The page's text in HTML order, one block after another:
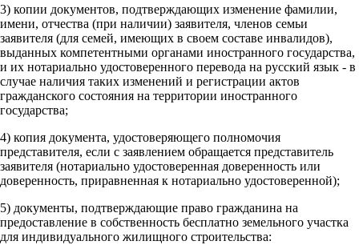
3) копии документов, подтверждающих изменение фамилии,
имени, отчества (при наличии) заявителя, членов семьи
заявителя (для семей, имеющих в своем составе инвалидов),
выданных компетентными органами иностранного государства,
и их нотариально удостоверенного перевода на русский язык - в
случае наличия таких изменений и регистрации актов
гражданского состояния на территории иностранного
государства;
4) копия документа, удостоверяющего полномочия
представителя, если с заявлением обращается представитель
заявителя (нотариально удостоверенная доверенность или
доверенность, приравненная к нотариально удостоверенной);
5) документы, подтверждающие право гражданина на
предоставление в собственность бесплатно земельного участка
для индивидуального жилищного строительства: